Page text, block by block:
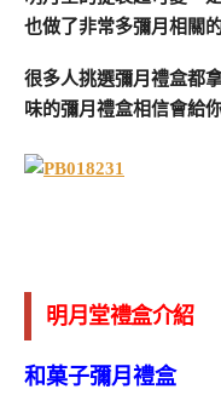
也做了非常多彌月相關
很多人挑選彌月禮盒都
味的彌月禮盒相信會給
明月堂禮盒介紹
和菓子彌月禮盒